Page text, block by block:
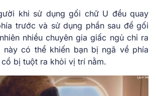
khi sử dụng gối chữ U đều quay
trước và sử dụng phần sau để gối
nhiều chuyên gia giấc ngủ chỉ ra
này có thể khiến bạn bị ngã về phía
bị tuột ra khỏi vị trí nằm.